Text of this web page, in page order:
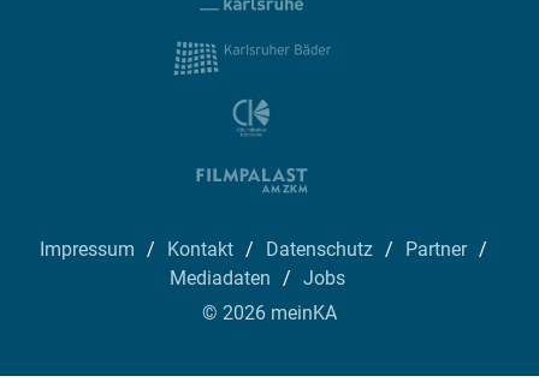
Impressum Kontakt Datenschutz
Partner
Mediadaten
Jobs
© 2026 meinKA